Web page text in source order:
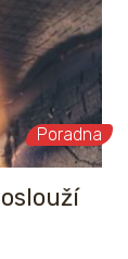
Poradna